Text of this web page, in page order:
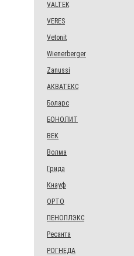
VALTEK
VERES
Vetonit
Wienerberger
Zanussi
АКВАТЕКС
Боларс
БОНОЛИТ
ВЕК
Волма
Грида
Кнауф
ОРТО
ПЕНОПЛЭКС
Ресанта
РОГНЕДА